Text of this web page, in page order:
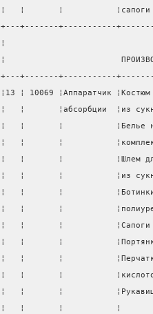
¦   ¦       ¦           ¦сапоги
+---+-------+-----------
¦
¦
+---+-------+-----------
¦13 ¦ 10069 ¦Аппаратчик
¦   ¦       ¦абсорбции  ¦из
¦   ¦       ¦           ¦Белье
¦   ¦       ¦
¦   ¦       ¦           ¦Шлем
¦   ¦       ¦           ¦из
¦   ¦       ¦
¦   ¦       ¦
¦   ¦       ¦           ¦Сапоги
¦   ¦       ¦
¦   ¦       ¦
¦   ¦       ¦
¦   ¦       ¦           ¦Рукавицы
¦   ¦       ¦           ¦